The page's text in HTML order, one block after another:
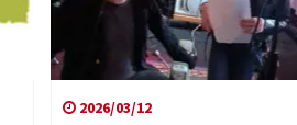
2026/03/12